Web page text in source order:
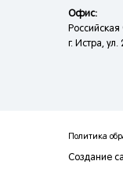
Офис:
г. Истра, ул.
Политика
Создание